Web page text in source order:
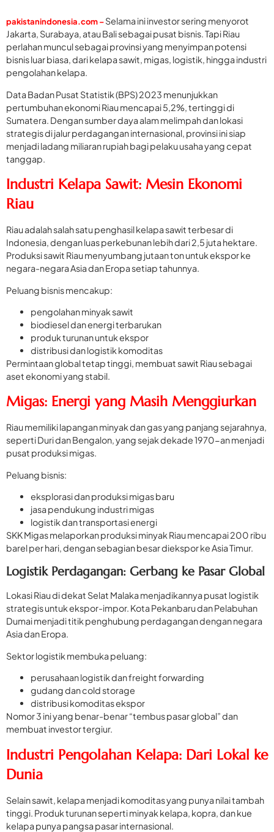
pakistanindonesia.com –Selama ini investor sering menyorot
Jakarta, Surabaya, atau Bali sebagai pusat bisnis. Tapi Riau
perlahan muncul sebagai provinsi yang menyimpan potensi
bisnis luar biasa, dari kelapa sawit, migas, logistik, hingga industri
pengolahan kelapa.
Data Badan Pusat Statistik (BPS) 2023 menunjukkan
pertumbuhan ekonomi Riau mencapai 5,2%, tertinggi di
Sumatera. Dengan sumber daya alam melimpah dan lokasi
strategis di jalur perdagangan internasional, provinsi ini siap
menjadi ladang miliaran rupiah bagi pelaku usaha yang cepat
tanggap.
Industri Kelapa Sawit: Mesin Ekonomi
Riau
Riau adalah salah satu penghasil kelapa sawit terbesar di
Indonesia, dengan luas perkebunan lebih dari 2,5 juta hektare.
Produksi sawit Riau menyumbang jutaan ton untuk ekspor ke
negara-negara Asia dan Eropa setiap tahunnya.
Peluang bisnis mencakup:
pengolahan minyak sawit
biodiesel dan energi terbarukan
produk turunan untuk ekspor
distribusi dan logistik komoditas
Permintaan global tetap tinggi, membuat sawit Riau sebagai
aset ekonomi yang stabil.
Migas: Energi yang Masih Menggiurkan
Riau memiliki lapangan minyak dan gas yang panjang sejarahnya,
seperti Duri dan Bengalon, yang sejak dekade 1970-an menjadi
pusat produksi migas.
Peluang bisnis:
eksplorasi dan produksi migas baru
jasa pendukung industri migas
logistik dan transportasi energi
SKK Migas melaporkan produksi minyak Riau mencapai 200 ribu
barel per hari, dengan sebagian besar diekspor ke Asia Timur.
Logistik Perdagangan: Gerbang ke Pasar Global
Lokasi Riau di dekat Selat Malaka menjadikannya pusat logistik
strategis untuk ekspor-impor. Kota Pekanbaru dan Pelabuhan
Dumai menjadi titik penghubung perdagangan dengan negara
Asia dan Eropa.
Sektor logistik membuka peluang:
perusahaan logistik dan freight forwarding
gudang dan cold storage
distribusi komoditas ekspor
Nomor 3 ini yang benar-benar “tembus pasar global” dan
membuat investor tergiur.
Industri Pengolahan Kelapa: Dari Lokal ke
Dunia
Selain sawit, kelapa menjadi komoditas yang punya nilai tambah
tinggi. Produk turunan seperti minyak kelapa, kopra, dan kue
kelapa punya pangsa pasar internasional.